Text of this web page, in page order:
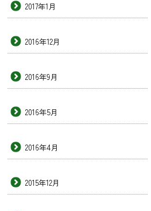
2017年1月
2016年12月
2016年9月
2016年5月
2016年4月
2015年12月